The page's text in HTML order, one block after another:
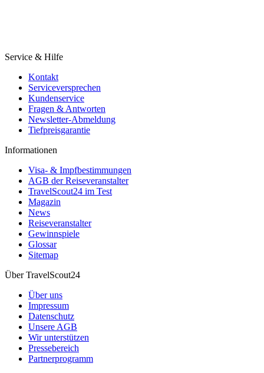
Service & Hilfe
Kontakt
Serviceversprechen
Kundenservice
Fragen & Antworten
Newsletter-Abmeldung
Tiefpreisgarantie
Informationen
Visa- & Impfbestimmungen
AGB der Reiseveranstalter
TravelScout24 im Test
Magazin
News
Reiseveranstalter
Gewinnspiele
Glossar
Sitemap
Über TravelScout24
Über uns
Impressum
Datenschutz
Unsere AGB
Wir unterstützen
Pressebereich
Partnerprogramm